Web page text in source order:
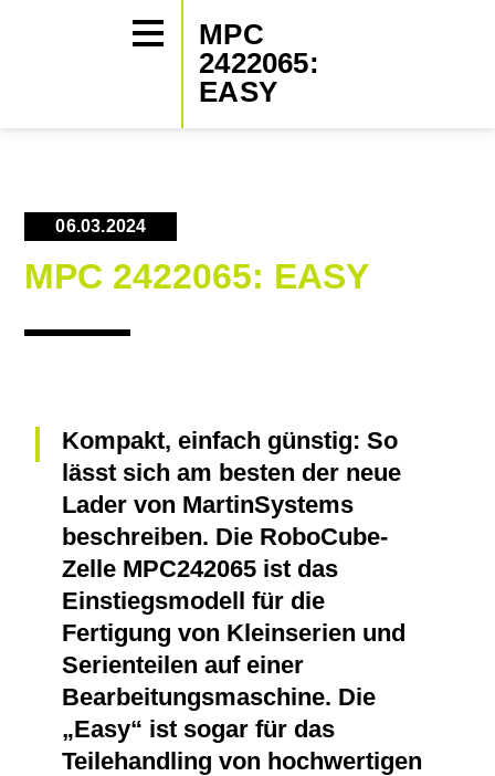
MPC
2422065:
EASY
MPC 2422065: EASY
06.03.2024
Kompakt, einfach günstig: So
lässt sich am besten der neue
Lader von MartinSystems
beschreiben. Die RoboCube-
Zelle MPC242065 ist das
Einstiegsmodell für die
Fertigung von Kleinserien und
Serienteilen auf einer
Bearbeitungsmaschine. Die
„Easy“ ist sogar für das
Teilehandling von hochwertigen